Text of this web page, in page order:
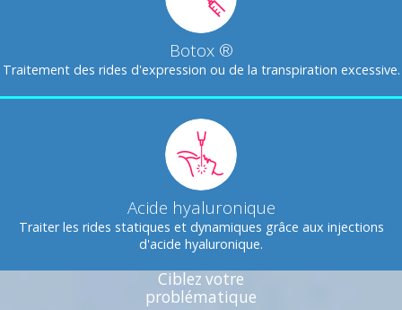
Botox ®
Traitement des rides d'expression ou de la transpiration excessive.
Acide hyaluronique
Traiter les rides statiques et dynamiques grâce aux injections
d'acide hyaluronique.
Ciblez votre
problématique